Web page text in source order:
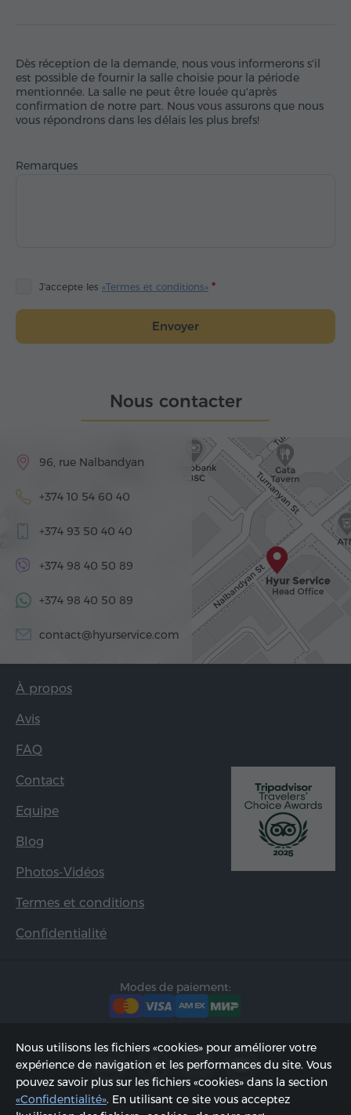
Dès réception de la demande, nous vous informerons s'il
est possible de fournir la salle choisie pour la période
mentionnée. La salle ne peut être louée qu'après
confirmation de notre part. Nous vous assurons que nous
vous répondrons dans les délais les plus brefs!
Remarques
J'accepte les «Termes et conditions»
Envoyer
Nous contacter
96, rue Nalbandyan
+374 10 54 60 40
+374 93 50 40 40
+374 98 40 50 89
+374 98 40 50 89
contact@hyurservice.com
À propos
Avis
FAQ
Contact
Equipe
Blog
Photos-Vidéos
Termes et conditions
Confidentialité
Modes de paiement:
Nous utilisons les fichiers «cookies» pour améliorer votre
expérience de navigation et les performances du site. Vous
pouvez savoir plus sur les fichiers «cookies» dans la section
«Confidentialité». En utilisant ce site vous acceptez